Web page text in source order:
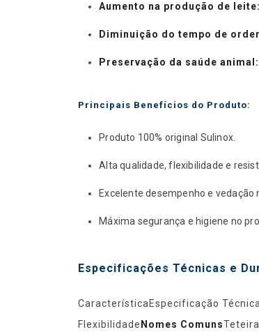
Aumento na produção de leite:
Diminuição do tempo de
Preservação da saúde animal:
Principais Benefícios do Produto:
Produto 100% original Sulinox.
Alta qualidade, flexibilidade e
Excelente desempenho e vedação
Máxima segurança e higiene no
Especificações Técnicas e
CaracterísticaEspecificação
Flexibilidade Nomes Comuns